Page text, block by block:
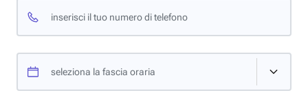
inserisci il tuo numero di telefono
seleziona la fascia oraria